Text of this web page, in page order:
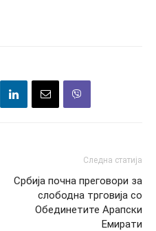
Следна статија
Србија почна преговори за
слободна трговија со
Обединетите Арапски
Емирати